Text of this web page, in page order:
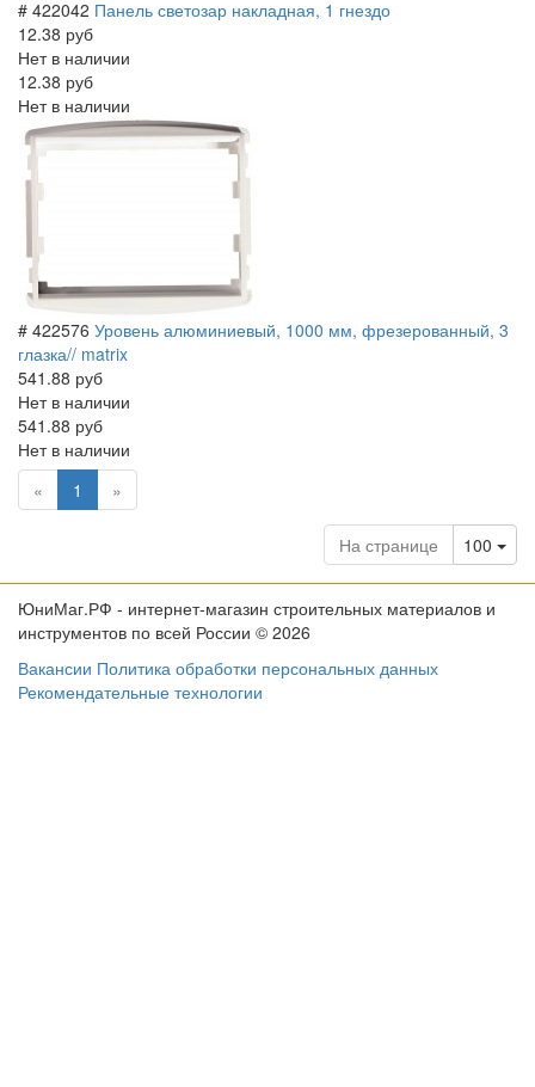
# 422042 Панель светозар накладная, 1 гнездо
12.38 руб
Нет в наличии
12.38 руб
Нет в наличии
# 422576 Уровень алюминиевый, 1000 мм, фрезерованный, 3
глазка// matrix
541.88 руб
Нет в наличии
541.88 руб
Нет в наличии
«
1 (current)
»
На странице 100
ЮниМаг.РФ - интернет-магазин строительных материалов и
инструментов по всей России © 2026
Вакансии Политика обработки персональных данных
Рекомендательные технологии